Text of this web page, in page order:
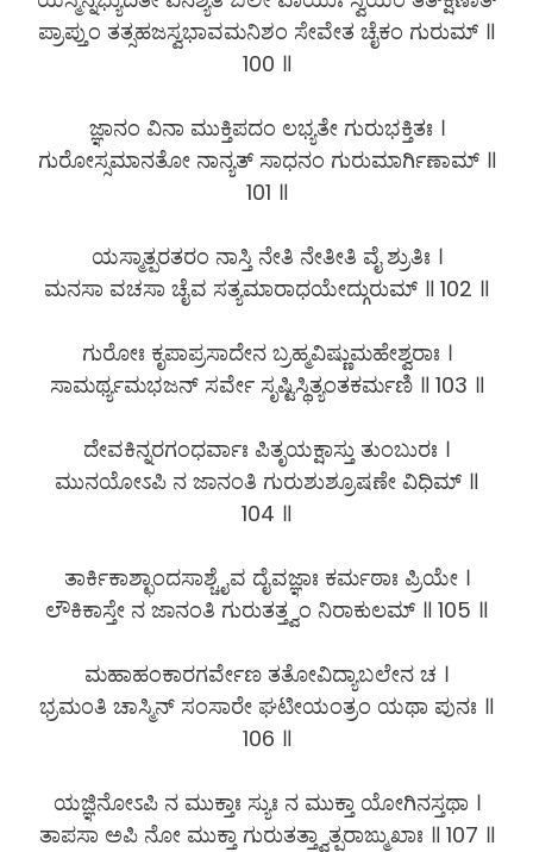
ಪ್ರಾಪ್ತುಂ ತತ್ಸಹಜಸ್ವಭಾವಮನಿಶಂ ಸೇವೇತ ಚೈಕಂ ಗುರುಮ್ ॥
100 ॥
ಜ್ಞಾನಂ ವಿನಾ ಮುಕ್ತಿಪದಂ ಲಭ್ಯತೇ ಗುರುಭಕ್ತಿತಃ ।
ಗುರೋಸ್ಸಮಾನತೋ ನಾನ್ಯತ್ ಸಾಧನಂ ಗುರುಮಾರ್ಗಿಣಾಮ್ ॥
101 ॥
ಯಸ್ಮಾತ್ಪರತರಂ ನಾಸ್ತಿ ನೇತಿ ನೇತೀತಿ ವೈ ಶ್ರುತಿಃ ।
ಮನಸಾ ವಚಸಾ ಚೈವ ಸತ್ಯಮಾರಾಧಯೇದ್ಗುರುಮ್ ॥ 102 ॥
ಗುರೋಃ ಕೃಪಾಪ್ರಸಾದೇನ ಬ್ರಹ್ಮವಿಷ್ಣುಮಹೇಶ್ವರಾಃ ।
ಸಾಮರ್ಥ್ಯಮಭಜನ್ ಸರ್ವೇ ಸೃಷ್ಟಿಸ್ಥಿತ್ಯಂತಕರ್ಮಣಿ ॥ 103 ॥
ದೇವಕಿನ್ನರಗಂಧರ್ವಾಃ ಪಿತೃಯಕ್ಷಾಸ್ತು ತುಂಬುರಃ ।
ಮುನಯೋಽಪಿ ನ ಜಾನಂತಿ ಗುರುಶುಶ್ರೂಷಣೇ ವಿಧಿಮ್ ॥
104 ॥
ತಾರ್ಕಿಕಾಶ್ಛಾಂದಸಾಶ್ಚೈವ ದೈವಜ್ಞಾಃ ಕರ್ಮಠಾಃ ಪ್ರಿಯೇ ।
ಲೌಕಿಕಾಸ್ತೇ ನ ಜಾನಂತಿ ಗುರುತತ್ತ್ವಂ ನಿರಾಕುಲಮ್ ॥ 105 ॥
ಮಹಾಹಂಕಾರಗರ್ವೇಣ ತತೋವಿದ್ಯಾಬಲೇನ ಚ ।
ಭ್ರಮಂತಿ ಚಾಸ್ಮಿನ್ ಸಂಸಾರೇ ಘಟೀಯಂತ್ರಂ ಯಥಾ ಪುನಃ ॥
106 ॥
ಯಜ್ಞಿನೋಽಪಿ ನ ಮುಕ್ತಾಃ ಸ್ಯುಃ ನ ಮುಕ್ತಾ ಯೋಗಿನಸ್ತಥಾ ।
ತಾಪಸಾ ಅಪಿ ನೋ ಮುಕ್ತಾ ಗುರುತತ್ತ್ವಾತ್ಪರಾಙ್ಮುಖಾಃ ॥ 107 ॥